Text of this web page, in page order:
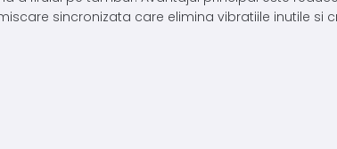
sincronizata care elimina vibratiile inutile si